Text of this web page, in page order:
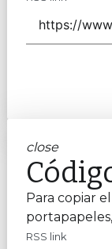
close
Para copiar
RSS link